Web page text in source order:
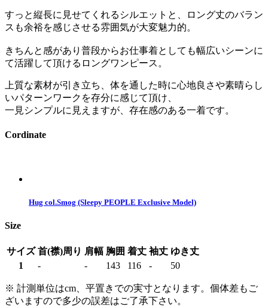
すっと縦長に見せてくれるシルエットと、ロング丈のバラン
スも余裕を感じさせる雰囲気が大変魅力的。
きちんと感があり普段からお仕事着としても幅広いシーンに
て活躍して頂けるロングワンピース。
上質な素材が引き立ち、体を通した時に心地良さや素晴らし
いパターンワークを存分に感じて頂け、
一見シンプルに見えますが、存在感のある一着です。
Cordinate
Hug col.Smog (Sleepy PEOPLE Exclusive Model)
Size
サイズ 首(襟)周り 肩幅 胸囲 着丈 袖丈 ゆき丈
1
- - 143 116 - 50
※ 計測単位はcm、平置きでの実寸となります。個体差もご
ざいますので多少の誤差はご了承下さい。